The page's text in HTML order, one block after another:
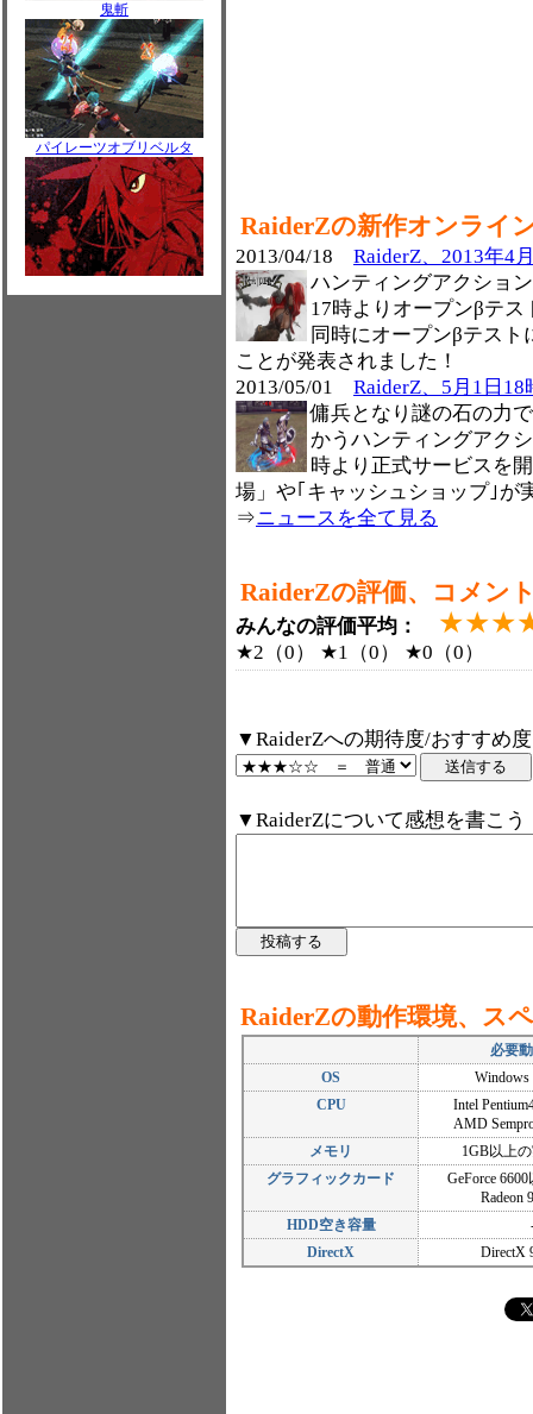
鬼斬
パイレーツオブリベルタ
RaiderZの新作オンライ
2013/04/18 RaiderZ、2013年4
ハンティングアクショ
17時よりオープンβテ
同時にオープンβテス
ことが発表されました！
2013/05/01 RaiderZ、5月1日
傭兵となり謎の石の力
かうハンティングアク
時より正式サービスを
場」や｢キャッシュショップ｣が
⇒ニュースを全て見る
RaiderZの評価、コメン
みんなの評価平均：
★2（0） ★1（0） ★0（0）
▼RaiderZへの期待度/おすすめ
▼RaiderZについて感想を書こう
RaiderZの動作環境、ス
必要
OS
Windows
CPU
Intel
AMD
メモリ
1GB以上
グラフィックカード
GeForce
Radeon
HDD空き容量
DirectX
DirectX